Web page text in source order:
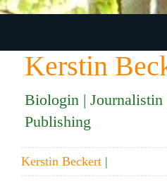
Kerstin
Biologin | Journalistin
Publishing
Kerstin Beckert |